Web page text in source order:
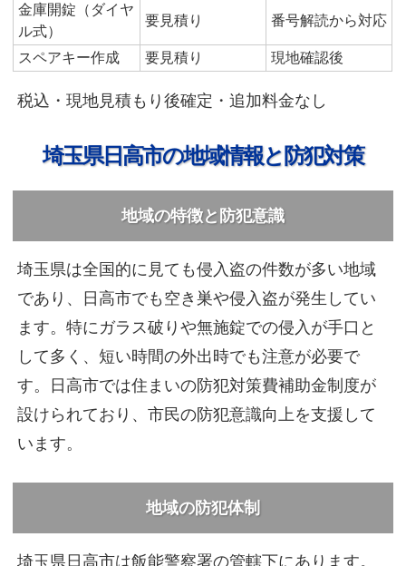
金庫開錠（ダイヤ
ル式）
要見積り 番号解読から対応
スペアキー作成 要見積り 現地確認後
税込・現地見積もり後確定・追加料金なし
埼玉県日高市の地域情報と防犯対策
地域の特徴と防犯意識
埼玉県は全国的に見ても侵入盗の件数が多い地域
であり、日高市でも空き巣や侵入盗が発生してい
ます。特にガラス破りや無施錠での侵入が手口と
して多く、短い時間の外出時でも注意が必要で
す。日高市では住まいの防犯対策費補助金制度が
設けられており、市民の防犯意識向上を支援して
います。
地域の防犯体制
埼玉県日高市は飯能警察署の管轄下にあります。